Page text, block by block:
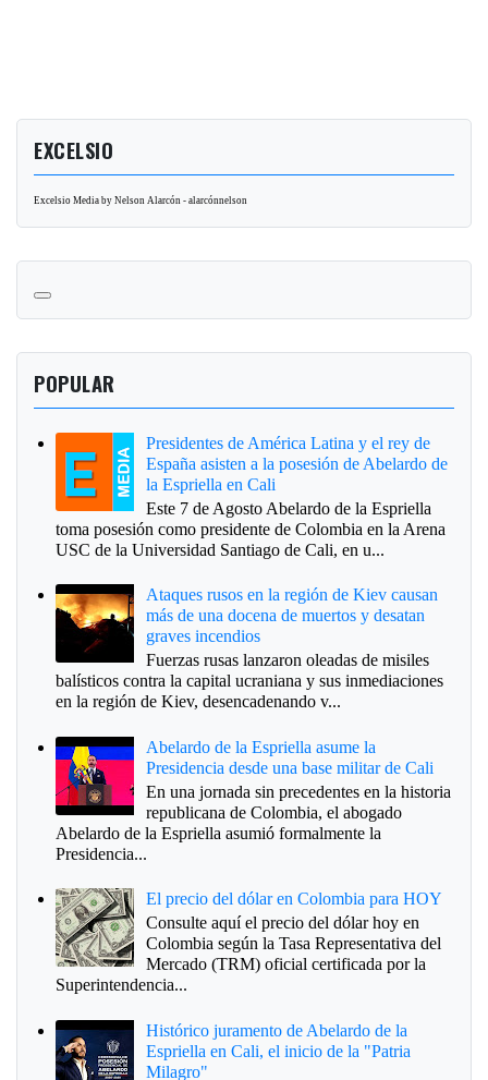
EXCELSIO
Excelsio Media by Nelson Alarcón - alarcónnelson
POPULAR
Presidentes de América Latina y el rey de
España asisten a la posesión de Abelardo de
la Espriella en Cali
Este 7 de Agosto Abelardo de la Espriella
toma posesión como presidente de Colombia en la Arena
USC de la Universidad Santiago de Cali, en u...
Ataques rusos en la región de Kiev causan
más de una docena de muertos y desatan
graves incendios
Fuerzas rusas lanzaron oleadas de misiles
balísticos contra la capital ucraniana y sus inmediaciones
en la región de Kiev, desencadenando v...
Abelardo de la Espriella asume la
Presidencia desde una base militar de Cali
En una jornada sin precedentes en la historia
republicana de Colombia, el abogado
Abelardo de la Espriella asumió formalmente la
Presidencia...
El precio del dólar en Colombia para HOY
Consulte aquí el precio del dólar hoy en
Colombia según la Tasa Representativa del
Mercado (TRM) oficial certificada por la
Superintendencia...
Histórico juramento de Abelardo de la
Espriella en Cali, el inicio de la "Patria
Milagro"